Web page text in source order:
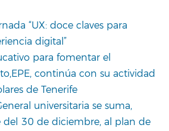
“UX: doce claves para
digital”
para fomentar el
continúa con su actividad
de Tenerife
universitaria se suma,
del 30 de diciembre, al plan de